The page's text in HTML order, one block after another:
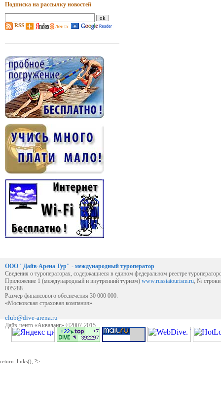
Подписка на рассылку новостей
RSS
ООО "Дайв-Арена Тур" - международный туроператор
Сведения о туроператорах, содержащиеся в едином федеральном реестре
Приложение 1 (международный и внутренний туризм) www.russiatourism.ru, №
005288.
Размер финансового обеспечения 30 000 000.
«Московская страховая компания».
club@dive-arena.ru
Дайв-центр «Акваланг» ©2007-2015
return_links(); ?>